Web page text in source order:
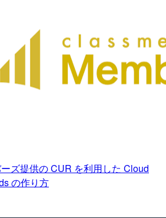
ズ提供の CUR を利用した Cloud
の作り方